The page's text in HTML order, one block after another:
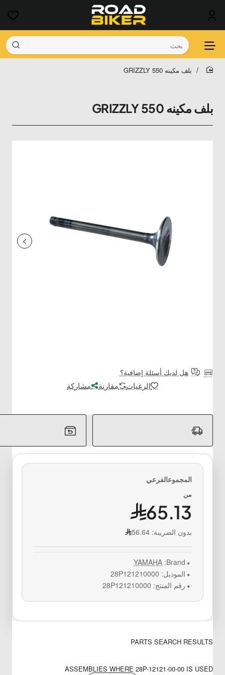
بحث
بلف مكينه GRIZZLY 550
بلف مكينه GRIZZLY 550
هل لديك أسئلة إضافية؟
الرغبات مقارنة مشاركة
من
65.13
بدون الضريبة: 56.64
Brand:
YAMAHA
الموديل: 28P121210000
رقم المنتج: 28P121210000
PARTS SEARCH RESULTS
ASSEMBLIES WHERE 28P-12121-00-00 IS USED